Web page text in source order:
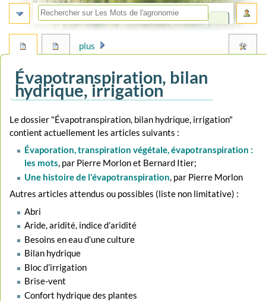
Évapotranspiration, bilan
hydrique, irrigation
Aller
à
navigation
Aller
à
recherche
Le dossier "Évapotranspiration, bilan hydrique, irrigation"
contient actuellement les articles suivants :
Évaporation, transpiration végétale, évapotranspiration :
les mots, par Pierre Morlon et Bernard Itier;
Une histoire de l'évapotranspiration, par Pierre Morlon
Autres articles attendus ou possibles (liste non limitative) :
Abri
Aride, aridité, indice d’aridité
Besoins en eau d’une culture
Bilan hydrique
Bloc d’irrigation
Brise-vent
Confort hydrique des plantes
plus